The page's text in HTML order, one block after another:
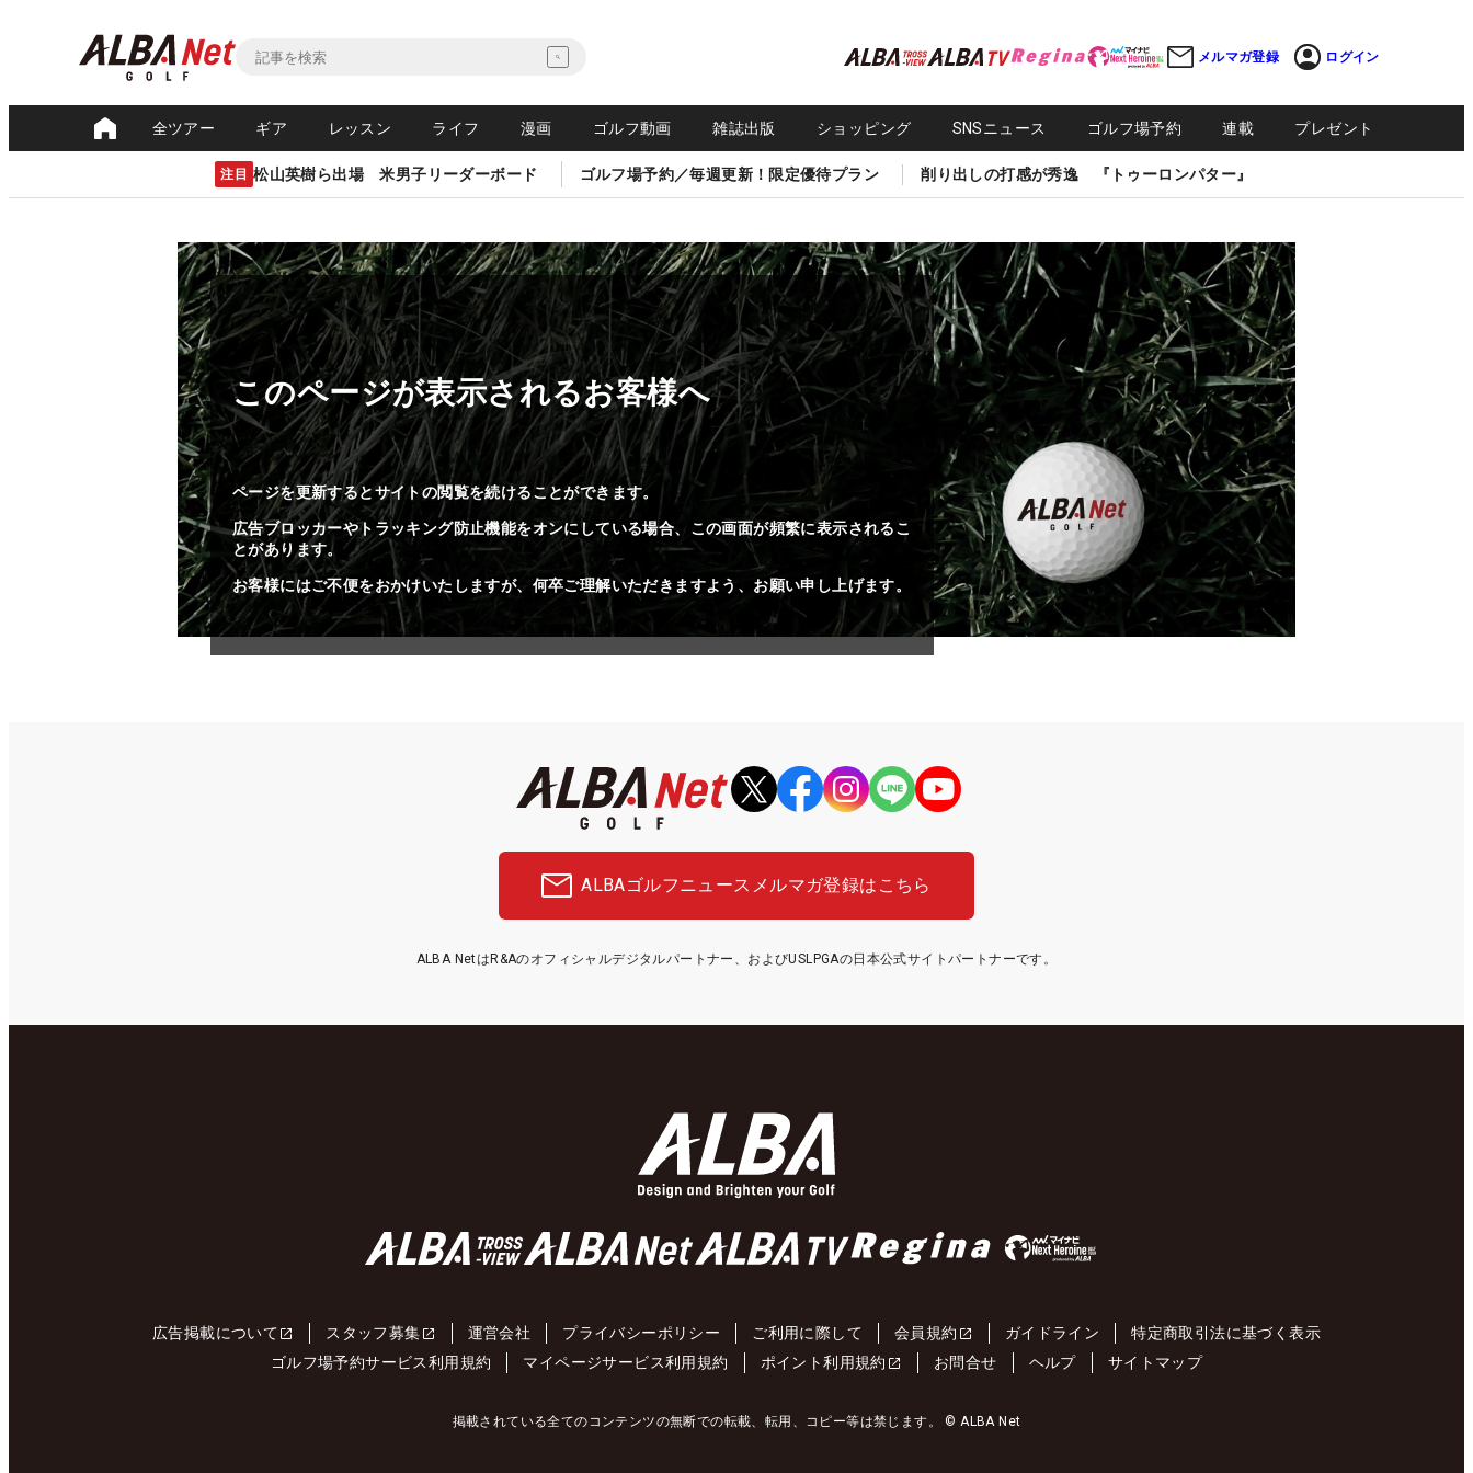
メルマガ登録 ログイン
全ツアー ギア レッスン ライフ 漫画 ゴルフ動画 雑誌出版 ショッピング SNSニュース ゴルフ場予約 連載 プレゼント
注目 松山英樹ら出場 米男子リーダーボード ゴルフ場予約／毎週更新！限定優待プラン 削り出しの打感が秀逸 『トゥーロンパター』
このページが表示されるお客様へ
ページを更新するとサイトの閲覧を続けることができます。
広告ブロッカーやトラッキング防止機能をオンにしている場合、この画面が頻繁に表示されるこ
とがあります。
お客様にはご不便をおかけいたしますが、何卒ご理解いただきますよう、お願い申し上げます。
ALBAゴルフニュース メルマガ登録はこちら
ALBA NetはR&Aのオフィシャルデジタルパートナー、およびUSLPGAの日本公式サイトパートナーです。
広告掲載について スタッフ募集 運営会社 プライバシーポリシー ご利用に際して 会員規約 ガイドライン
特定商取引法に基づく表示
ゴルフ場予約サービス利用規約
マイページサービス利用規約 ポイント利用規約 お問合せ ヘルプ サイトマップ
掲載されている全てのコンテンツの無断での転載、転用、コピー等は禁じます。 © ALBA Net